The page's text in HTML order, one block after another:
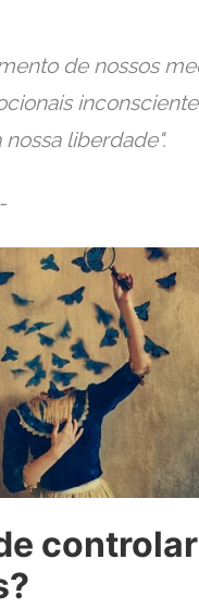
de nossos
nossa liberdade".